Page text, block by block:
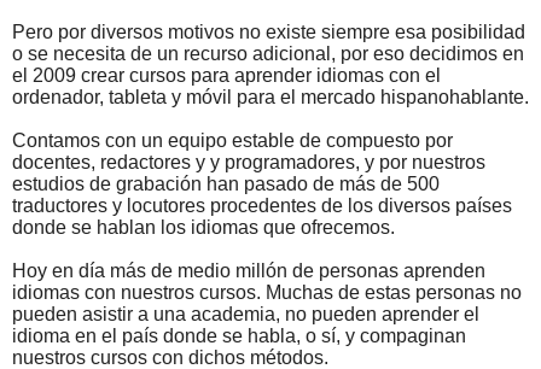
Pero por diversos motivos no existe siempre esa posibilidad
o se necesita de un recurso adicional, por eso decidimos en
el 2009 crear cursos para aprender idiomas con el
ordenador, tableta y móvil para el mercado hispanohablante.
Contamos con un equipo estable de compuesto por
docentes, redactores y y programadores, y por nuestros
estudios de grabación han pasado de más de 500
traductores y locutores procedentes de los diversos países
donde se hablan los idiomas que ofrecemos.
Hoy en día más de medio millón de personas aprenden
idiomas con nuestros cursos. Muchas de estas personas no
pueden asistir a una academia, no pueden aprender el
idioma en el país donde se habla, o sí, y compaginan
nuestros cursos con dichos métodos.